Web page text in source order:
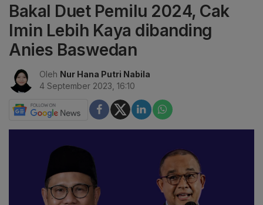
Bakal Duet Pemilu 2024, Cak
Imin Lebih Kaya dibanding
Anies Baswedan
Oleh Nur Hana Putri Nabila
4 September 2023, 16:10